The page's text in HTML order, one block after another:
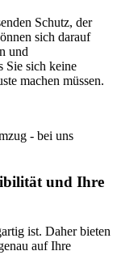
Schutz, der
sich darauf
und
Sie sich keine
machen müssen.
- bei uns
und Ihre
ist. Daher bieten
auf Ihre